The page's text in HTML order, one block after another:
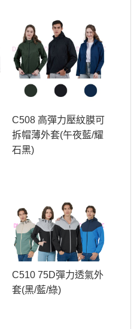
C508 高彈力壓紋膜可
拆帽薄外套(午夜藍/耀
石黑)
C510 75D彈力透氣外
套(黑/藍/綠)